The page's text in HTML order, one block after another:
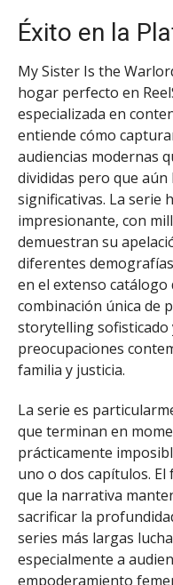
Éxito en la
My Sister Is the
hogar perfecto en
especializada en
entiende cómo
audiencias modernas
divididas pero que
significativas. La serie
impresionante, con
demuestran su
diferentes
en el extenso catálogo
combinación única de
storytelling sofisticado
preocupaciones
familia y justicia.
La serie es
que terminan en
prácticamente
uno o dos capítulos.
que la narrativa
sacrificar la
series más largas
especialmente a
empoderamiento